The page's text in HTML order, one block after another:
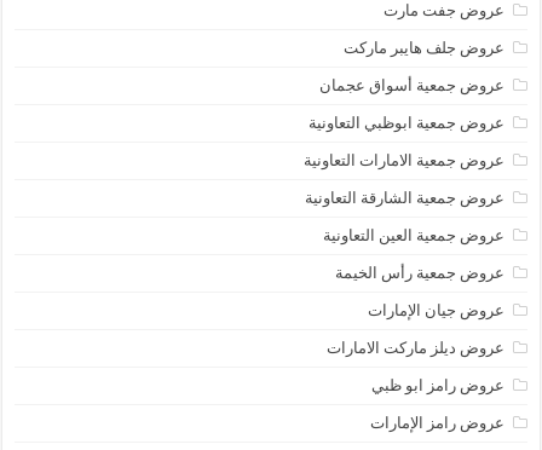
عروض جفت مارت
عروض جلف هايبر ماركت
عروض جمعية أسواق عجمان
عروض جمعية ابوظبي التعاونية
عروض جمعية الامارات التعاونية
عروض جمعية الشارقة التعاونية
عروض جمعية العين التعاونية
عروض جمعية رأس الخيمة
عروض جيان الإمارات
عروض ديلز ماركت الامارات
عروض رامز ابو ظبي
عروض رامز الإمارات